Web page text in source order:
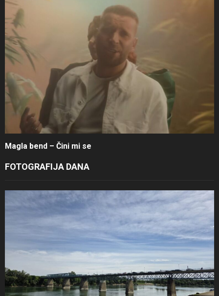
Magla bend – Čini mi se
FOTOGRAFIJA DANA